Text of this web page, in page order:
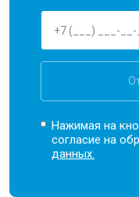
Нажимая на
согласие на
данных.